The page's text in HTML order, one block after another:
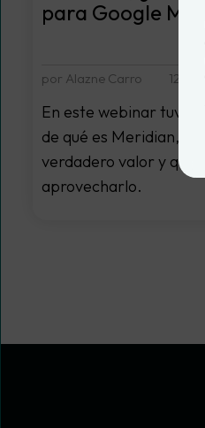
para Google
por Alazne Carro 12
En este webinar
de qué es Meridian, en
verdadero valor y qué
aprovecharlo.